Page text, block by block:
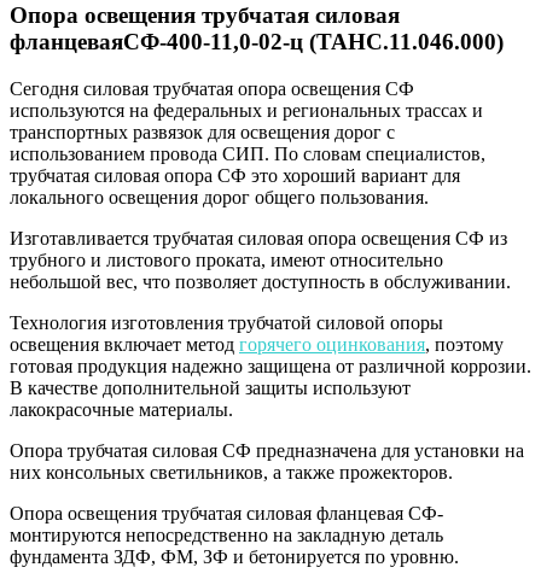
02-
ц
Опора освещения трубчатая силовая
фланцеваяСФ-400-11,0-02-ц (ТАНС.11.046.000)
Сегодня силовая трубчатая опора освещения СФ
используются на федеральных и региональных трассах и
транспортных развязок для освещения дорог с
использованием провода СИП. По словам специалистов,
трубчатая силовая опора СФ это хороший вариант для
локального освещения дорог общего пользования.
Изготавливается трубчатая силовая опора освещения СФ из
трубного и листового проката, имеют относительно
небольшой вес, что позволяет доступность в обслуживании.
Технология изготовления трубчатой силовой опоры
освещения включает метод горячего оцинкования, поэтому
готовая продукция надежно защищена от различной коррозии.
В качестве дополнительной защиты используют
лакокрасочные материалы.
Опора трубчатая силовая СФ предназначена для установки на
них консольных светильников, а также прожекторов.
Опора освещения трубчатая силовая фланцевая СФ-
монтируются непосредственно на закладную деталь
фундамента ЗДФ, ФМ, ЗФ и бетонируется по уровню.